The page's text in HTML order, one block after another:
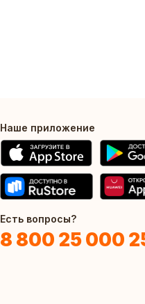
Наше приложение
Есть вопросы?
8 800 25 000